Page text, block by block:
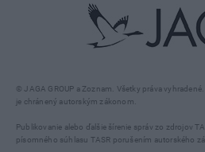
© JAGA GROUP a Zoznam. Všetky práva
je chránený autorským zákonom.
Publikovanie alebo ďalšie šírenie správ zo zdrojov
písomného súhlasu TASR porušením autorského